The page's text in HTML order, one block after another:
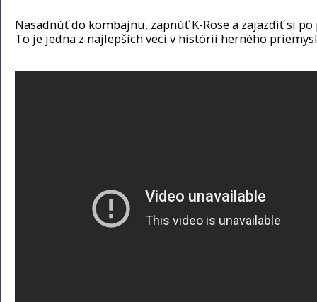
Nasadnúť do kombajnu, zapnúť K-Rose a zajazdiť si
To je jedna z najlepších vecí v histórii herného